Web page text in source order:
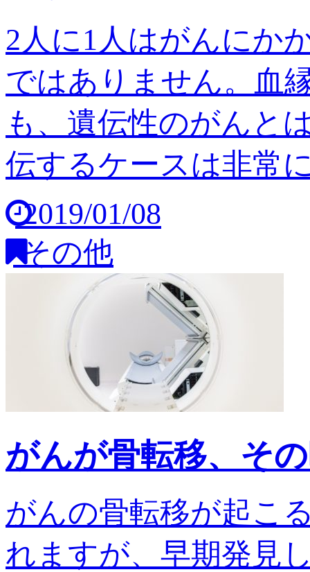
2人に1人はがんにか
ではありません。血
も、遺伝性のがんと
伝するケースは非常
2019/01/08
その他
がんが骨転移、そ
がんの骨転移が起こ
れますが、早期発見